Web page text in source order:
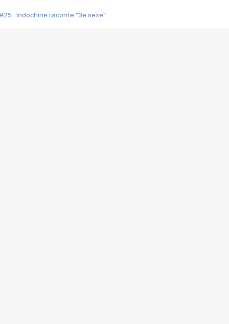
#25 : Indochine raconte "3e sexe"